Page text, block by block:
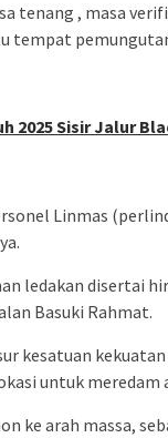
tenang , masa
tempat
2025 Sisir Jalur
Linmas
ledakan disertai
Basuki Rahmat.
kesatuan
untuk meredam
ke arah massa,